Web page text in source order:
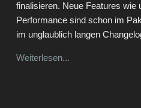
finalisieren. Neue Features wie
Performance sind schon im
im unglaublich langen
Weiterlesen...